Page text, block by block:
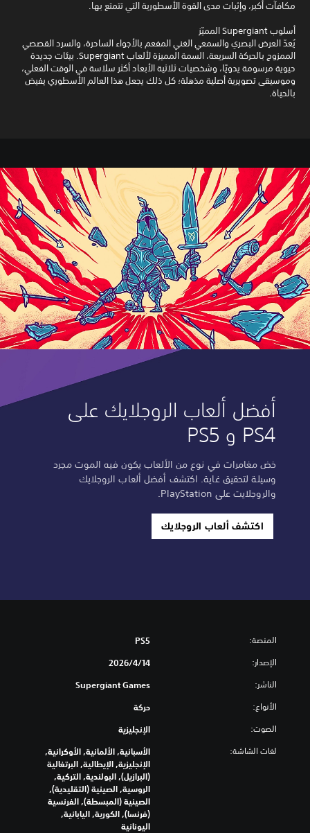
مكافآت أكبر، وإثبات مدى القوة الأسطورية التي تتمتع بها.
أسلوب Supergiant المميّز
يُعدّ العرض البصري والسمعي الغني المفعم بالأجواء الساحرة، والسرد القصصي
الممزوج بالحركة السريعة، السمة المميزة لألعاب Supergiant. بيئات جديدة
حيوية مرسومة يدويًا، وشخصيات ثلاثية الأبعاد أكثر سلاسة في الوقت الفعلي،
وموسيقى تصويرية أصلية مذهلة؛ كل ذلك يجعل هذا العالم الأسطوري يفيض
بالحياة.
أفضل ألعاب الروجلايك على
PS4 و PS5
خض مغامرات في نوع من الألعاب يكون فيه الموت مجرد
وسيلة لتحقيق غاية. اكتشف أفضل ألعاب الروجلايك
والروجلايت على PlayStation.
اكتشف ألعاب الروجلايك
المنصة: PS5
الإصدار: 14‏/4‏/2026
الناشر: Supergiant Games
الأنواع: حركة
الصوت: الإنجليزية
لغات الشاشة:
الأسبانية, الألمانية, الأوكرانية,
الإنجليزية, الإيطالية, البرتغالية
(البرازيل), البولندية, التركية,
الروسية, الصينية (التقليدية),
الصينية (المبسطة), الفرنسية
(فرنسا), الكورية, اليابانية,
اليونانية